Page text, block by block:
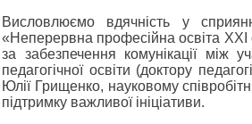
Висловлюємо вдячність у
«Неперервна професійна освіта
за забезпечення комунікації між
педагогічної освіти (доктору
Юлії Грищенко, науковому
підтримку важливої ініціативи.